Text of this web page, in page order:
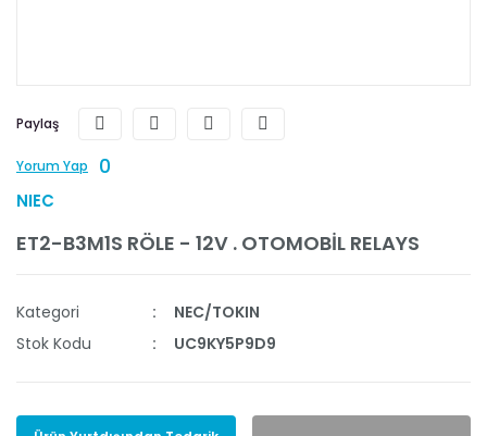
Paylaş
Yorum Yap 0
NIEC
ET2-B3M1S RÖLE - 12V . OTOMOBİL RELAYS
Kategori
NEC/TOKIN
Stok Kodu
UC9KY5P9D9